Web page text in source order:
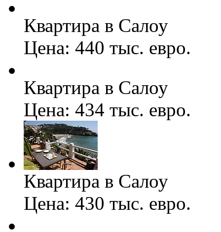
Квартира в Салоу
Цена: 440 тыс. евро.
Квартира в Салоу
Цена: 434 тыс. евро.
Квартира в Салоу
Цена: 430 тыс. евро.